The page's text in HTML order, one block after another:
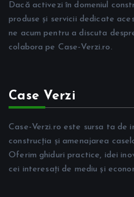
Dacă activezi în domeniul
produse și servicii dedicate
ne acum pentru a discuta
colabora pe Case-Verzi.ro.
Case Verzi
Case-Verzi.ro este sursa ta de
construcția și amenajarea
Oferim ghiduri practice, idei
cei interesați de mediu și